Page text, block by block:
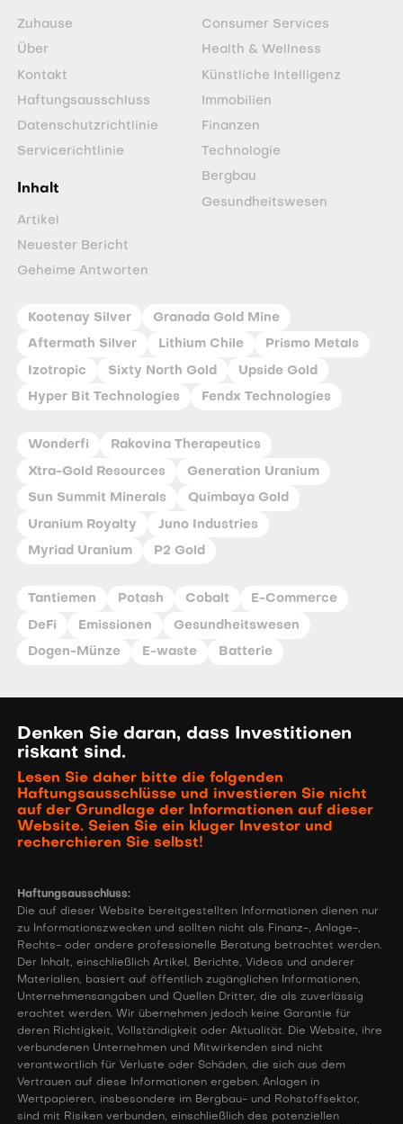
Zuhause
Über
Kontakt
Haftungsausschluss
Datenschutzrichtlinie
Servicerichtlinie
Inhalt
Artikel
Neuester Bericht
Geheime Antworten
Consumer Services
Health & Wellness
Künstliche Intelligenz
Immobilien
Finanzen
Technologie
Bergbau
Gesundheitswesen
Kootenay Silver Granada Gold Mine
Aftermath Silver Lithium Chile Prismo Metals
Izotropic Sixty North Gold Upside Gold
Hyper Bit Technologies Fendx Technologies
Wonderfi Rakovina Therapeutics
Xtra-Gold Resources Generation Uranium
Sun Summit Minerals Quimbaya Gold
Uranium Royalty Juno Industries
Myriad Uranium P2 Gold
Tantiemen Potash Cobalt E-Commerce
DeFi Emissionen Gesundheitswesen
Dogen-Münze E-waste Batterie
Denken Sie daran, dass Investitionen
riskant sind.
Lesen Sie daher bitte die folgenden
Haftungsausschlüsse und investieren Sie nicht
auf der Grundlage der Informationen auf dieser
Website. Seien Sie ein kluger Investor und
recherchieren Sie selbst!
Haftungsausschluss:
Die auf dieser Website bereitgestellten Informationen dienen nur
zu Informationszwecken und sollten nicht als Finanz-, Anlage-,
Rechts- oder andere professionelle Beratung betrachtet werden.
Der Inhalt, einschließlich Artikel, Berichte, Videos und anderer
Materialien, basiert auf öffentlich zugänglichen Informationen,
Unternehmensangaben und Quellen Dritter, die als zuverlässig
erachtet werden. Wir übernehmen jedoch keine Garantie für
deren Richtigkeit, Vollständigkeit oder Aktualität. Die Website, ihre
verbundenen Unternehmen und Mitwirkenden sind nicht
verantwortlich für Verluste oder Schäden, die sich aus dem
Vertrauen auf diese Informationen ergeben. Anlagen in
Wertpapieren, insbesondere im Bergbau- und Rohstoffsektor,
sind mit Risiken verbunden, einschließlich des potenziellen